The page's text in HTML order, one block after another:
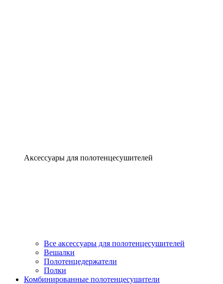
Аксессуары для полотенцесушителей
Все аксессуары для полотенцесушителей
Вешалки
Полотенцедержатели
Полки
Комбинированные полотенцесушители